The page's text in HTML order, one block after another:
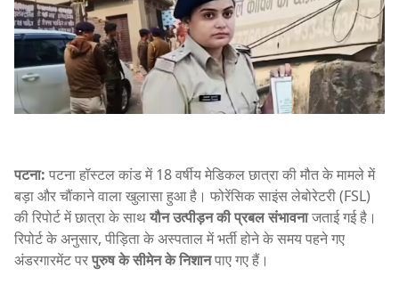
पटना: पटना हॉस्टल कांड में 18 वर्षीय मेडिकल छात्रा की मौत के मामले में
बड़ा और चौंकाने वाला खुलासा हुआ है। फोरेंसिक साइंस लेबोरेटरी (FSL)
की रिपोर्ट में छात्रा के साथयौन उत्पीड़न की प्रबल संभावनाजताई गई है।
रिपोर्ट के अनुसार, पीड़िता के अस्पताल में भर्ती होने के समय पहने गए
अंडरगारमेंट परपुरुष के सीमेन के निशानपाए गए हैं।